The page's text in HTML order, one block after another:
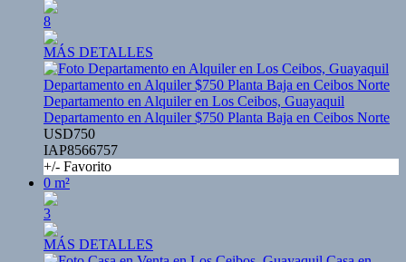
8
MÁS DETALLES
Departamento en Alquiler en Los Ceibos, Guayaquil
Departamento en Alquiler $750 Planta Baja en Ceibos Norte
USD750
IAP8566757
+/- Favorito
0 m²
3
MÁS DETALLES